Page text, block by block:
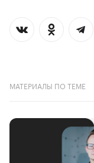
МАТЕРИАЛЫ ПО ТЕМЕ